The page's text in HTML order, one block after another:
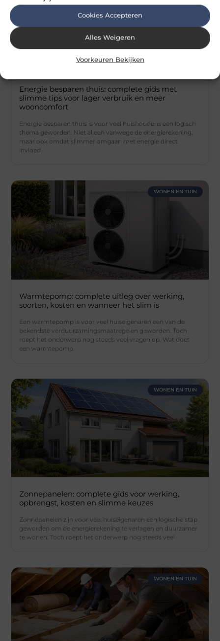
Cookies Accepteren
Alles Weigeren
Voorkeuren Bekijken
Energie besparen thuis: complete gids met
slimme tips voor lager verbruik en meer
wooncomfort
Energie besparen thuis is voor veel huishoudens een logisch
thema geworden. Niet alleen vanwege de energierekening,
maar ook omdat slimmer omgaan met energie direct
invloed
WONEN EN TUIN
Warmtepomp: complete uitleg over werking,
soorten, kosten en wanneer het slim is
Een warmtepomp is voor veel huiseigenaren een van de
bekendste verduurzamingsmaatregelen geworden. Toch
roept het onderwerp nog steeds veel vragen op. Wat doet
een warmtepomp
WONEN EN TUIN
Zonnepanelen: complete gids voor werking,
opbrengst, kosten en slimme keuzes
Zonnepanelen zijn voor veel huiseigenaren een logische stap
geworden om de energierekening te verlagen en duurzamer
te wonen. Toch roept het onderwerp nog steeds veel
WONEN EN TUIN